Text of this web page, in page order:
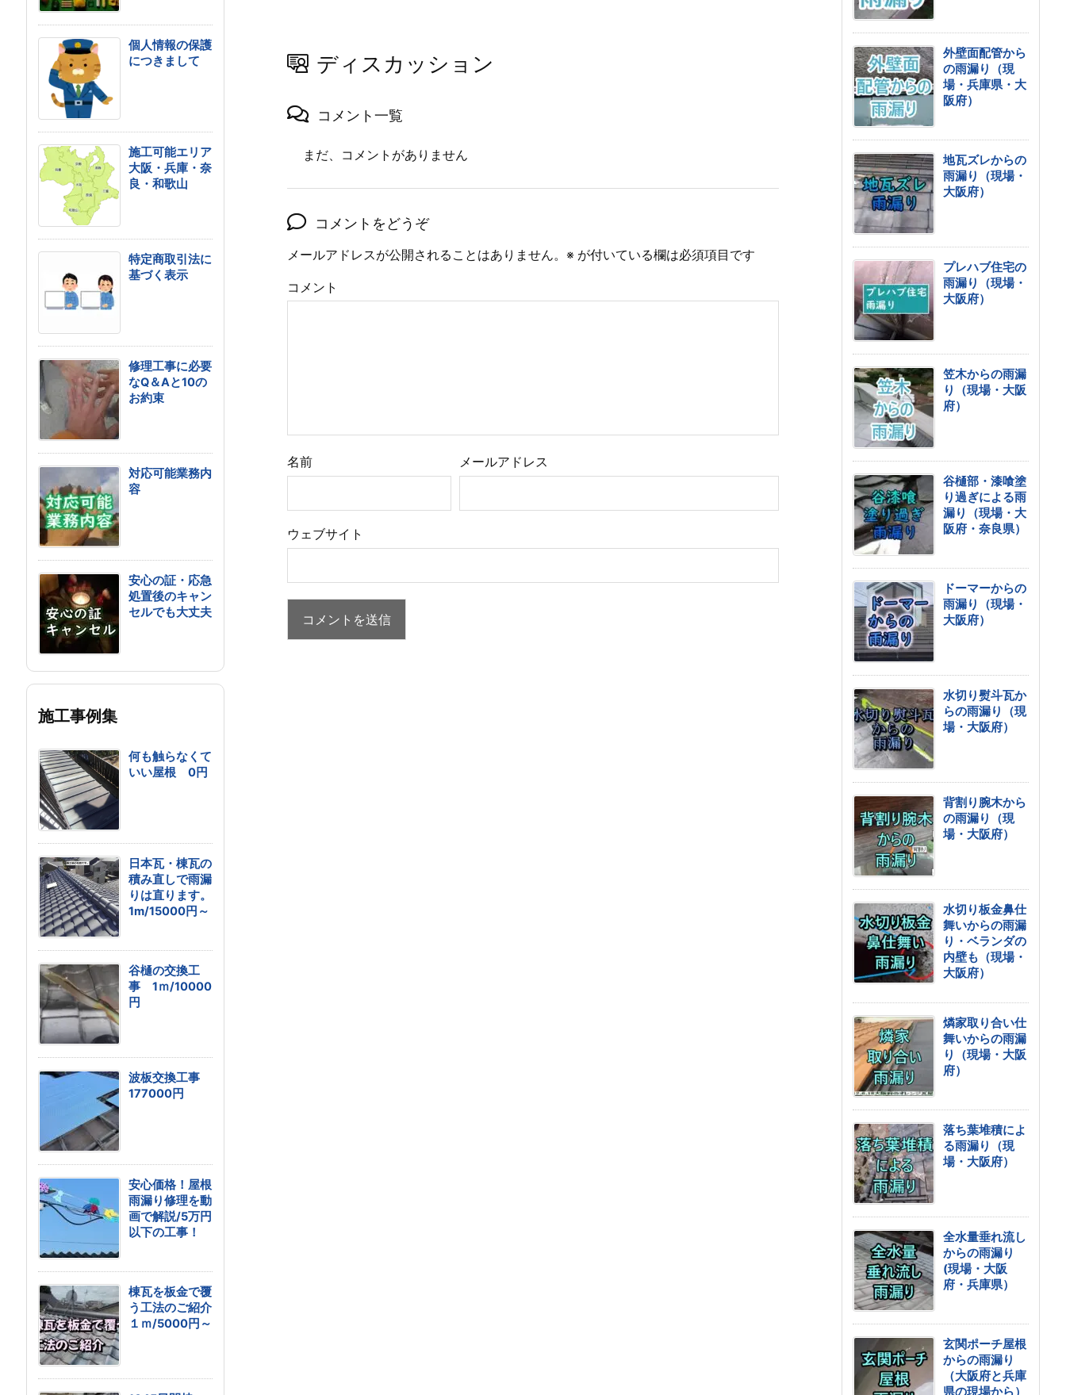
ディスカッション
コメント一覧
まだ、コメントがありません
コメントをどうぞ
メールアドレスが公開されることはありません。 ※ が付いている欄は必須項目です
コメント
名前 メールアドレス
ウェブサイト
個人情報の保護
につきまして
施工可能エリア
大阪・兵庫・奈
良・和歌山
特定商取引法に
基づく表示
修理工事に必要
なQ＆Aと10の
お約束
対応可能業務内
容
安心の証・応急
処置後のキャン
セルでも大丈夫
施工事例集
何も触らなくて
いい屋根 0円
日本瓦・棟瓦の
積み直しで雨漏
りは直ります。
1m/15000円～
谷樋の交換工
事 1ｍ/10000
円
波板交換工事
177000円
安心価格！屋根
雨漏り修理を動
画で解説/5万円
以下の工事！
棟瓦を板金で覆
う工法のご紹介
１ｍ/5000円～
外壁面配管から
の雨漏り（現
場・兵庫県・大
阪府）
地瓦ズレからの
雨漏り（現場・
大阪府）
プレハブ住宅の
雨漏り（現場・
大阪府）
笠木からの雨漏
り（現場・大阪
府）
谷樋部・漆喰塗
り過ぎによる雨
漏り（現場・大
阪府・奈良県）
ドーマーからの
雨漏り（現場・
大阪府）
水切り熨斗瓦か
らの雨漏り（現
場・大阪府）
背割り腕木から
の雨漏り（現
場・大阪府）
水切り板金鼻仕
舞いからの雨漏
り・ベランダの
内壁も（現場・
大阪府）
燐家取り合い仕
舞いからの雨漏
り（現場・大阪
府）
落ち葉堆積によ
る雨漏り（現
場・大阪府）
全水量垂れ流し
からの雨漏り
(現場・大阪
府・兵庫県）
玄関ポーチ屋根
からの雨漏り
（大阪府と兵庫
県の現場から）